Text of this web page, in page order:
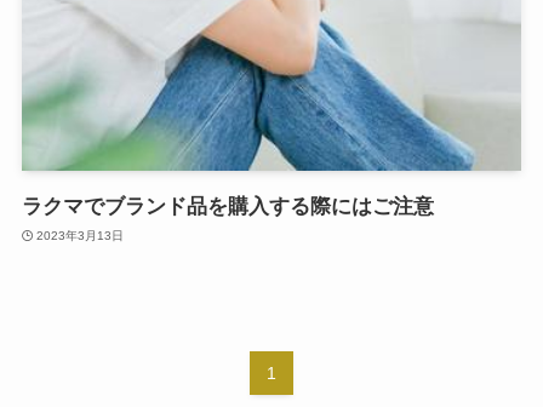
ラクマでブランド品を購入する際にはご注意
2023年3月13日
1